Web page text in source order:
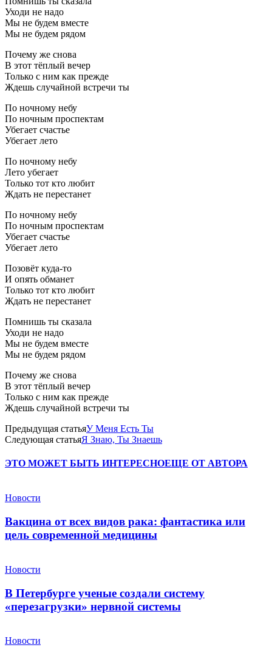
Уходи не надо
Мы не будем вместе
Мы не будем рядом
Почему же снова
В этот тёплый вечер
Только с ним как прежде
Ждешь случайной встречи ты
По ночному небу
По ночным проспектам
Убегает счастье
Убегает лето
По ночному небу
Лето убегает
Только тот кто любит
Ждать не перестанет
По ночному небу
По ночным проспектам
Убегает счастье
Убегает лето
Позовёт куда-то
И опять обманет
Только тот кто любит
Ждать не перестанет
Помнишь ты сказала
Уходи не надо
Мы не будем вместе
Мы не будем рядом
Почему же снова
В этот тёплый вечер
Только с ним как прежде
Ждешь случайной встречи ты
Предыдущая статьяУ Меня Есть Ты
Следующая статьяЯ Знаю, Ты Знаешь
ЭТО МОЖЕТ БЫТЬ ИНТЕРЕСНОЕЩЕ ОТ АВТОРА
Новости
Вакцина от всех видов рака: фантастика или
цель современной медицины
Новости
В Петербурге ученые создали систему
«перезагрузки» нервной системы
Новости